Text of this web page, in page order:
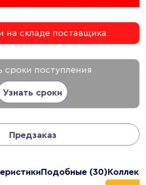
на складе поставщика
сроки поступления
Узнать сроки
Предзаказ
Подобные (30)